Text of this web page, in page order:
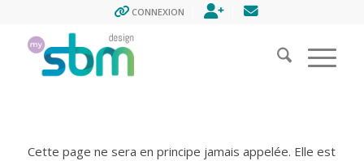
CONNEXION ENREGISTREMENT
CONTACT
Cette page ne sera en principe jamais appelée. Elle est